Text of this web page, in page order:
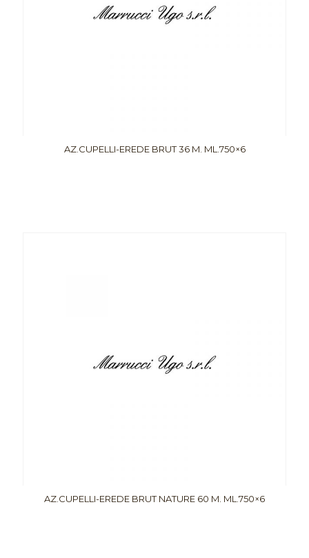
AZ.CUPELLI-EREDE BRUT 36 M. ML.750×6
AZ.CUPELLI-EREDE BRUT NATURE 60 M. ML.750×6